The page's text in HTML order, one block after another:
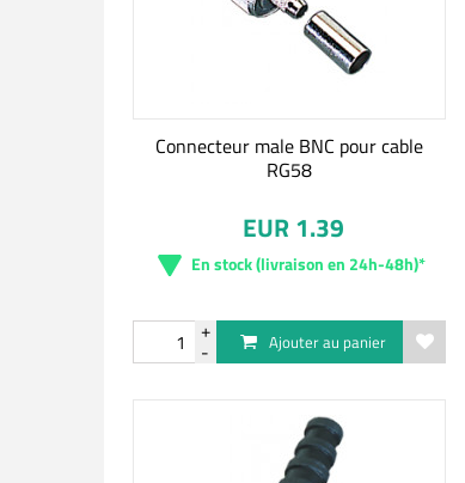
Connecteur male BNC pour cable
RG58
EUR 1.39
En stock (livraison en 24h-48h)*
Ajouter au panier